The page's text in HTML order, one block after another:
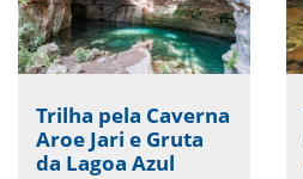
Trilha pela Caverna
Aroe Jari e Gruta
da Lagoa Azul